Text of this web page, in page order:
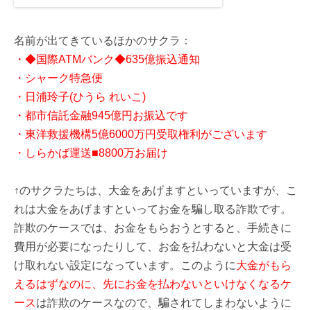
名前が出てきているほかのサクラ：
・◆国際ATMバンク◆635億振込通知
・シャーク特急便
・日浦玲子(ひうら れいこ)
・都市信託金融945億円お振込です
・東洋救援機構5億6000万円受取権利がございます
・しらかば運送■8800万お届け
↑のサクラたちは、大金をあげますといっていますが、こ
れは大金をあげますといってお金を騙し取る詐欺です。
詐欺のケースでは、お金をもらおうとすると、手続きに
費用が必要になったりして、お金を払わないと大金は受
け取れない設定になっています。このように大金がもら
えるはずなのに、先にお金を払わないといけなくなるケ
ースは詐欺のケースなので、騙されてしまわないように